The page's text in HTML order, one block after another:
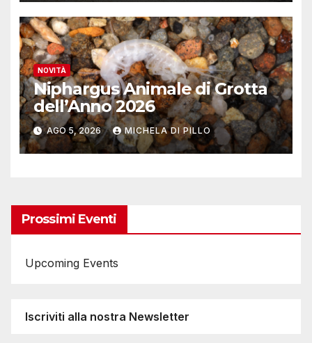
NOVITÀ
Niphargus Animale di Grotta
dell’Anno 2026
AGO 5, 2026 MICHELA DI PILLO
Prossimi Eventi
Upcoming Events
Iscriviti alla nostra Newsletter